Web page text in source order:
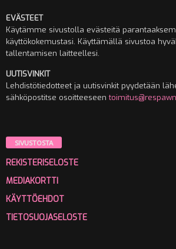
EVÄSTEET
Käytämme sivustolla evästeitä
käyttökokemustasi. Käyttämällä sivustoa
tallentamisen laitteellesi.
UUTISVINKIT
Lehdistötiedotteet ja uutisvinkit pyydetään
sähköpostitse osoitteeseen
SIVUSTOSTA
REKISTERISELOSTE
MEDIAKORTTI
KÄYTTÖEHDOT
TIETOSUOJASELOSTE